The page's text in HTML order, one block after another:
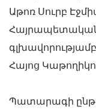
Աթոռ Սուրբ
Հայոց
Պատարագի